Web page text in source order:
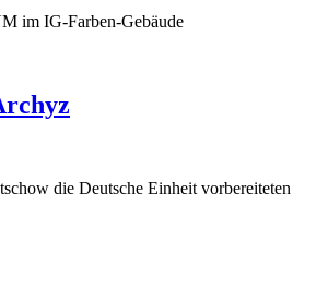
im IG-Farben-Gebäude
die Deutsche Einheit vorbereiteten